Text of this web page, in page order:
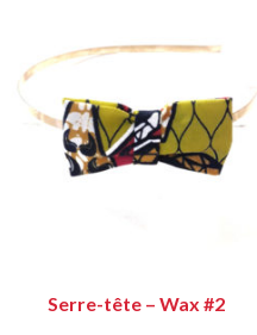
Serre-tête – Wax #2